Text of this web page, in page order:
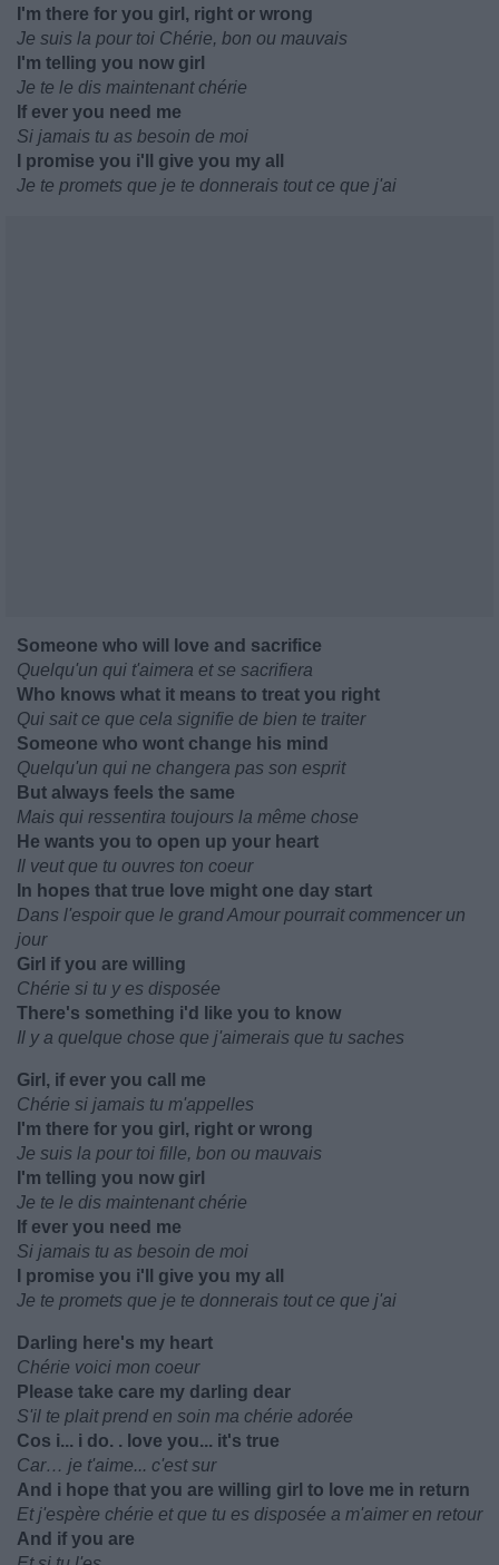
I'm there for you girl, right or wrong
Je suis la pour toi Chérie, bon ou mauvais
I'm telling you now girl
Je te le dis maintenant chérie
If ever you need me
Si jamais tu as besoin de moi
I promise you i'll give you my all
Je te promets que je te donnerais tout ce que j'ai
Someone who will love and sacrifice
Quelqu'un qui t'aimera et se sacrifiera
Who knows what it means to treat you right
Qui sait ce que cela signifie de bien te traiter
Someone who wont change his mind
Quelqu'un qui ne changera pas son esprit
But always feels the same
Mais qui ressentira toujours la même chose
He wants you to open up your heart
Il veut que tu ouvres ton coeur
In hopes that true love might one day start
Dans l'espoir que le grand Amour pourrait commencer un
jour
Girl if you are willing
Chérie si tu y es disposée
There's something i'd like you to know
Il y a quelque chose que j'aimerais que tu saches
Girl, if ever you call me
Chérie si jamais tu m'appelles
I'm there for you girl, right or wrong
Je suis la pour toi fille, bon ou mauvais
I'm telling you now girl
Je te le dis maintenant chérie
If ever you need me
Si jamais tu as besoin de moi
I promise you i'll give you my all
Je te promets que je te donnerais tout ce que j'ai
Darling here's my heart
Chérie voici mon coeur
Please take care my darling dear
S'il te plait prend en soin ma chérie adorée
Cos i... i do. . love you... it's true
Car… je t'aime... c'est sur
And i hope that you are willing girl to love me in return
Et j'espère chérie et que tu es disposée a m'aimer en retour
And if you are